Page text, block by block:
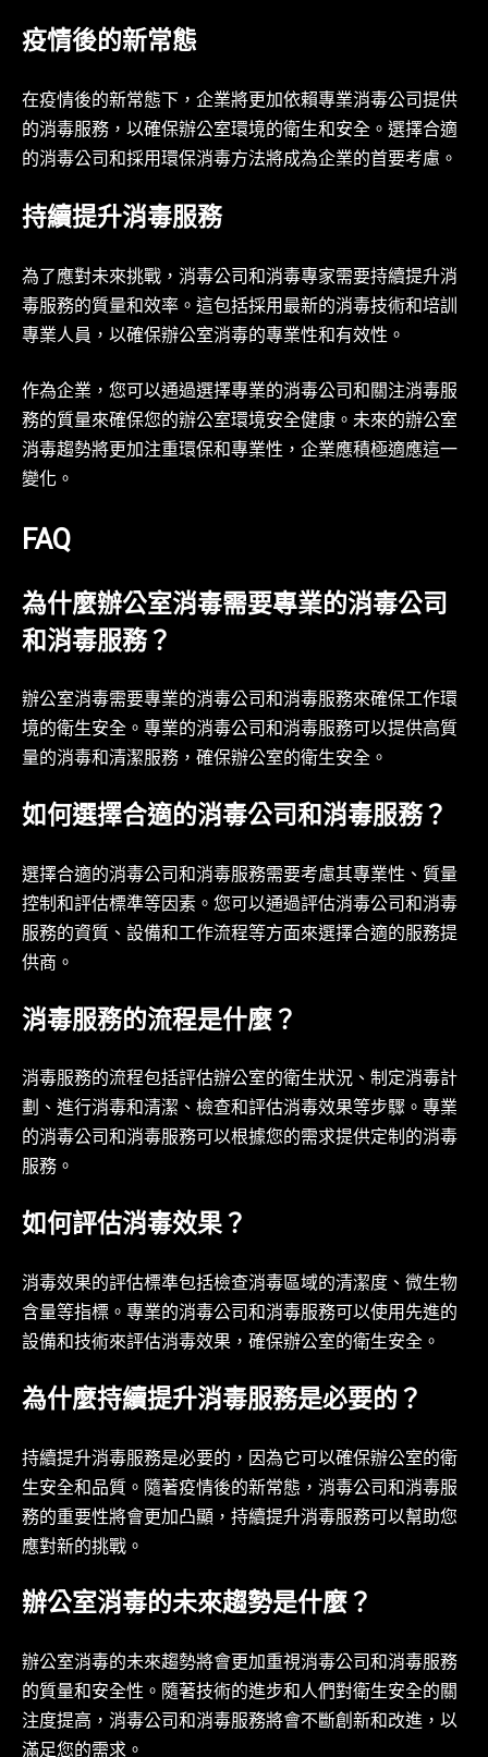
疫情後的新常態
在疫情後的新常態下，企業將更加依賴專業消毒公司提供
的消毒服務，以確保辦公室環境的衛生和安全。選擇合適
的消毒公司和採用環保消毒方法將成為企業的首要考慮。
持續提升消毒服務
為了應對未來挑戰，消毒公司和消毒專家需要持續提升消
毒服務的質量和效率。這包括採用最新的消毒技術和培訓
專業人員，以確保辦公室消毒的專業性和有效性。
作為企業，您可以通過選擇專業的消毒公司和關注消毒服
務的質量來確保您的辦公室環境安全健康。未來的辦公室
消毒趨勢將更加注重環保和專業性，企業應積極適應這一
變化。
FAQ
為什麼辦公室消毒需要專業的消毒公司
和消毒服務？
辦公室消毒需要專業的消毒公司和消毒服務來確保工作環
境的衛生安全。專業的消毒公司和消毒服務可以提供高質
量的消毒和清潔服務，確保辦公室的衛生安全。
如何選擇合適的消毒公司和消毒服務？
選擇合適的消毒公司和消毒服務需要考慮其專業性、質量
控制和評估標準等因素。您可以通過評估消毒公司和消毒
服務的資質、設備和工作流程等方面來選擇合適的服務提
供商。
消毒服務的流程是什麼？
消毒服務的流程包括評估辦公室的衛生狀況、制定消毒計
劃、進行消毒和清潔、檢查和評估消毒效果等步驟。專業
的消毒公司和消毒服務可以根據您的需求提供定制的消毒
服務。
如何評估消毒效果？
消毒效果的評估標準包括檢查消毒區域的清潔度、微生物
含量等指標。專業的消毒公司和消毒服務可以使用先進的
設備和技術來評估消毒效果，確保辦公室的衛生安全。
為什麼持續提升消毒服務是必要的？
持續提升消毒服務是必要的，因為它可以確保辦公室的衛
生安全和品質。隨著疫情後的新常態，消毒公司和消毒服
務的重要性將會更加凸顯，持續提升消毒服務可以幫助您
應對新的挑戰。
辦公室消毒的未來趨勢是什麼？
辦公室消毒的未來趨勢將會更加重視消毒公司和消毒服務
的質量和安全性。隨著技術的進步和人們對衛生安全的關
注度提高，消毒公司和消毒服務將會不斷創新和改進，以